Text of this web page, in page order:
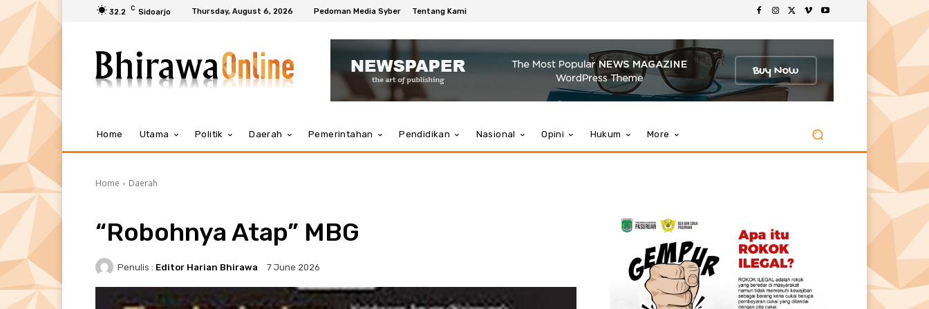
32.2 C Sidoarjo Thursday, August 6, 2026 Pedoman Media Syber Tentang Kami
Home Utama Politik Daerah Pemerintahan Pendidikan Nasional Opini Hukum More
Home Daerah
“Robohnya Atap” MBG
Penulis : Editor Harian Bhirawa 7 June 2026